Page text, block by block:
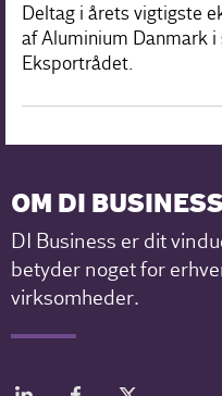
Deltag i årets vigtigste
af Aluminium Danmark
Eksportrådet.
OM DI BUSINESS
DI Business er dit
betyder noget for
virksomheder.